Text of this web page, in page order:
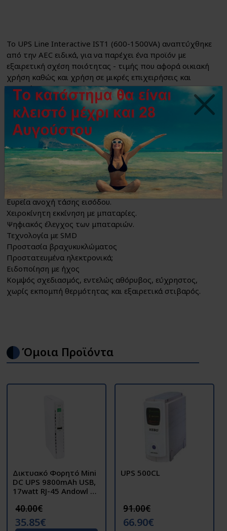
Το UPS Line Interactive IST1 (600-1500VA) αναπτύχθηκε
από την AEC ειδικά, για να παρέχει ένα προϊόν με
εξαιρετική σχέση ποιότητας - τιμής που αφορά οικιακή
χρήση καθώς και χρήση σε μικρές επιχειρήσεις και
εταιρείες.
Είναι εύκολα στη χρήση, με εξαιρετική ποιότητα
κατασκευής και απόλυτα ανταγωνιστικά.
Τεχνικά χαρακτηριστικά:
Line Interactive (Ανεξάρτητη τάση σύμφωνα με το
πρότυπο CEI EN 62040-3).
Ευρύ φάσμα ισχύος από 600VA έως 1500VA.
Χρόνος απόκρισης
Ευρεία ανοχή τάσης εισόδου.
Χειροκίνητη εκκίνηση με μπαταρίες.
Ψηφιακός έλεγχος των μπαταριών.
Τεχνολογία με SMD
Προστασία βραχυκυκλώματος
Προστατευμένα ηλεκτρονικά;
Ειδοποίηση με ήχος
Κομψός σχεδιασμός, εντελώς αθόρυβος, εύχρηστος,
χωρίς εκπομπή θερμότητας και εξαιρετικά στιβαρός.
Όμοια Προϊόντα
Δικτυακό Φορητό Mini
DC UPS 9800mAh USB,
17watt RJ-45 Andowl Q-
40.00€
35.85€
UPS 500CL
91.00€
66.90€